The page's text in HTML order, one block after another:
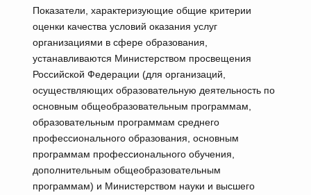
Показатели, характеризующие общие критерии
оценки качества условий оказания услуг
организациями в сфере образования,
устанавливаются Министерством просвещения
Российской Федерации (для организаций,
осуществляющих образовательную деятельность по
основным общеобразовательным программам,
образовательным программам среднего
профессионального образования, основным
программам профессионального обучения,
дополнительным общеобразовательным
программам) и Министерством науки и высшего